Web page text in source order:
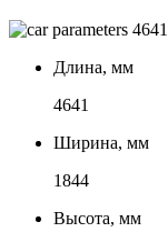
4641
Длина, мм
4641
Ширина, мм
1844
Высота, мм